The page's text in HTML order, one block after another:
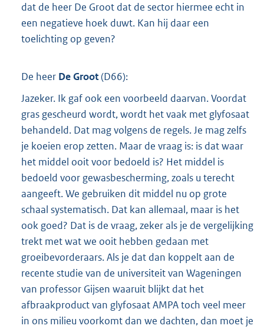
dat de heer De Groot dat de sector hiermee echt in
een negatieve hoek duwt. Kan hij daar een
toelichting op geven?
De heer De Groot(D66):
Jazeker. Ik gaf ook een voorbeeld daarvan. Voordat
gras gescheurd wordt, wordt het vaak met glyfosaat
behandeld. Dat mag volgens de regels. Je mag zelfs
je koeien erop zetten. Maar de vraag is: is dat waar
het middel ooit voor bedoeld is? Het middel is
bedoeld voor gewasbescherming, zoals u terecht
aangeeft. We gebruiken dit middel nu op grote
schaal systematisch. Dat kan allemaal, maar is het
ook goed? Dat is de vraag, zeker als je de vergelijking
trekt met wat we ooit hebben gedaan met
groeibevorderaars. Als je dat dan koppelt aan de
recente studie van de universiteit van Wageningen
van professor Gijsen waaruit blijkt dat het
afbraakproduct van glyfosaat AMPA toch veel meer
in ons milieu voorkomt dan we dachten, dan moet je